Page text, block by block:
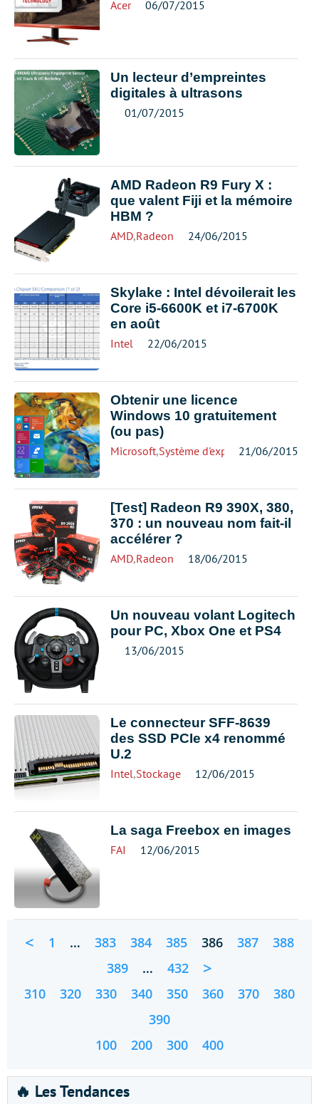
Acer 06/07/2015
Un lecteur d’empreintes
digitales à ultrasons
01/07/2015
AMD Radeon R9 Fury X :
que valent Fiji et la mémoire
HBM ?
AMD,Radeon 24/06/2015
Skylake : Intel dévoilerait les
Core i5-6600K et i7-6700K
en août
Intel 22/06/2015
Obtenir une licence
Windows 10 gratuitement
(ou pas)
Microsoft,Système d'exploitation,Windows
21/06/2015
[Test] Radeon R9 390X, 380,
370 : un nouveau nom fait-il
accélérer ?
AMD,Radeon 18/06/2015
Un nouveau volant Logitech
pour PC, Xbox One et PS4
13/06/2015
Le connecteur SFF-8639
des SSD PCIe x4 renommé
U.2
Intel,Stockage 12/06/2015
La saga Freebox en images
FAI 12/06/2015
< 1 … 383 384 385 386 387
388
389
… 432 >
310 320 330 340 350 360 370
380
390
100
200 300 400
🔥 Les Tendances